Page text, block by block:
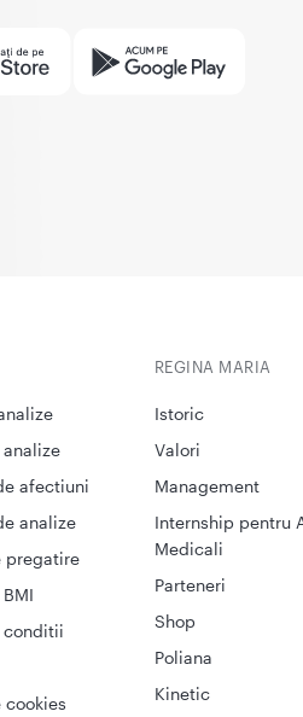
afectiuni
analize
pregatire
conditii
cookies
REGINA MARIA
Istoric
Valori
Management
Internship pentru
Medicali
Parteneri
Shop
Poliana
Kinetic